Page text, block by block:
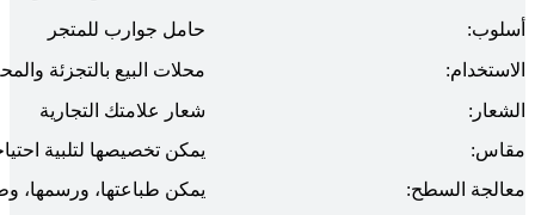
أسلوب:
حامل جوارب للمتجر
الاستخدام:
محلات البيع بالتجزئة
الشعار:
شعار علامتك التجارية
مقاس:
يمكن تخصيصها لتلبية
معالجة السطح:
يمكن طباعتها، ورسمها،